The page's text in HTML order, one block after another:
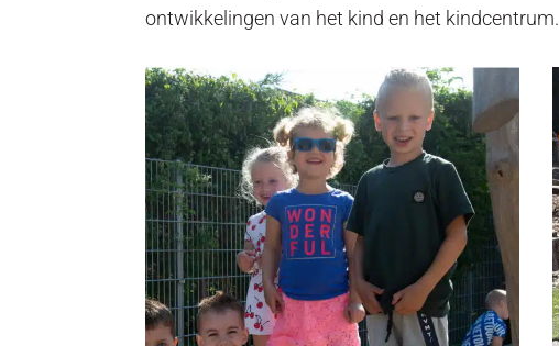
ontwikkelingen van het kind en het kindcentrum.